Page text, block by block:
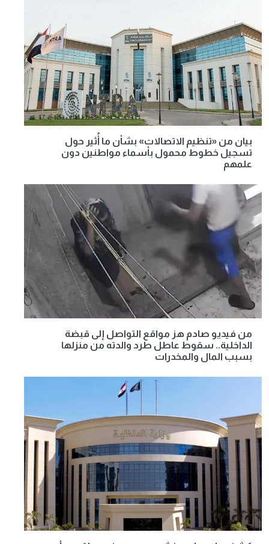
بيان من «تنظيم الاتصالات» بشأن ما أُثير حول
تسجيل خطوط محمول بأسماء مواطنين دون
علمهم
من فيديو صادم هز مواقع التواصل إلى قبضة
الداخلية.. سقوط عاطل طرد والدته من منزلها
بسبب المال والمخدرات